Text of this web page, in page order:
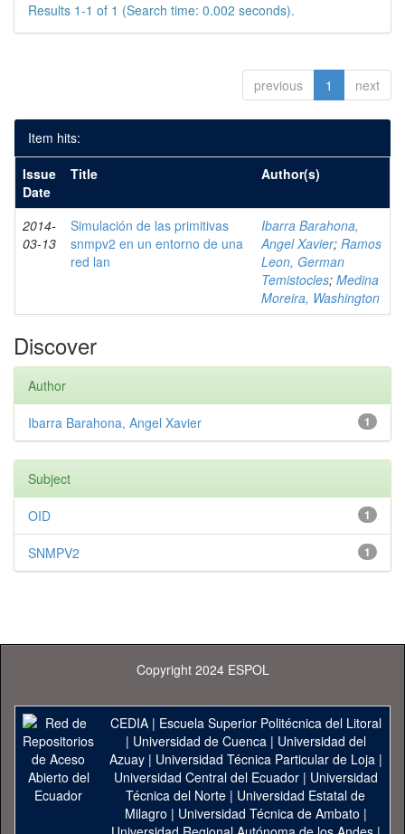
Results 1-1 of 1 (Search time: 0.002 seconds).
previous 1 next
Item hits:
Issue
Date
Title Author(s)
2014-
03-13
Simulación de las primitivas
snmpv2 en un entorno de una
red lan
Ibarra Barahona,
Angel Xavier; Ramos
Leon, German
Temistocles; Medina
Moreira, Washington
Discover
Author
1
Ibarra Barahona, Angel Xavier
Subject
1
OID
1
SNMPV2
Copyright 2024 ESPOL
CEDIA| Escuela Superior Politécnica del Litoral
| Universidad de Cuenca| Universidad del
Azuay| Universidad Técnica Particular de Loja|
Universidad Central del Ecuador| Universidad
Técnica del Norte | Universidad Estatal de
Milagro | Universidad Técnica de Ambato |